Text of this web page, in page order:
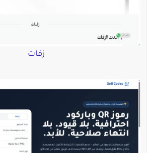
زفات